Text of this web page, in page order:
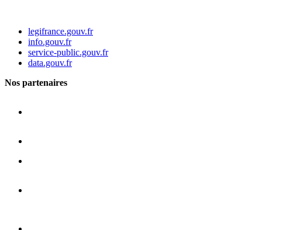
legifrance.gouv.fr
info.gouv.fr
service-public.gouv.fr
data.gouv.fr
Nos partenaires